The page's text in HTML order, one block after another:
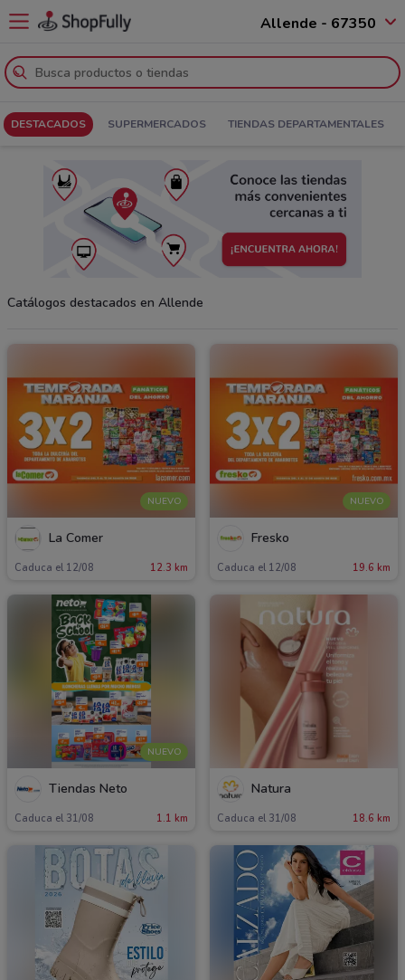
Allende - 67350
DESTACADOS SUPERMERCADOS TIENDAS DEPARTAMENTALES
Catálogos destacados en Allende
NUEVO
La Comer
Caduca el 12/08 12.3 km
NUEVO
Fresko
Caduca el 12/08 19.6 km
NUEVO
Tiendas Neto
Caduca el 31/08 1.1 km
Natura
Caduca el 31/08 18.6 km